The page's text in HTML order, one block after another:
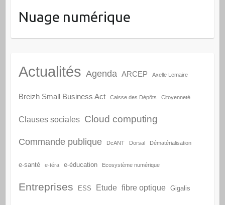
Nuage numérique
Actualités Agenda ARCEP Axelle Lemaire
Breizh Small Business Act Caisse des Dépôts Citoyenneté
Clauses sociales Cloud computing
Commande publique DcANT Dorsal Dématérialisation
e-santé e-téra e-éducation Ecosystème numérique
Entreprises ESS Etude fibre optique Gigalis